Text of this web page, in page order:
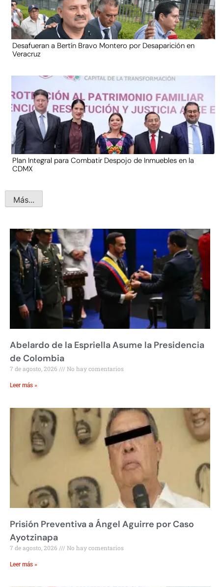
Desafueran a Bertín Bravo Montero por Desaparición en
Veracruz
Plan Integral para Combatir Despojo de Inmuebles en la
CDMX
Más...
Abelardo de la Espriella Asume la Presidencia
de Colombia
7 de agosto, 2026 No hay comentarios
Leer más »
Prisión Preventiva a Ángel Aguirre por Caso
Ayotzinapa
7 de agosto, 2026 No hay comentarios
Leer más »